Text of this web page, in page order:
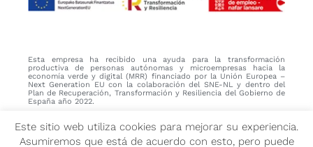
Esta empresa ha recibido una ayuda para la transformación
productiva de personas autónomas y microempresas hacia la
economía verde y digital (MRR) financiado por la Unión Europea –
Next Generation EU con la colaboración del SNE-NL y dentro del
Plan de Recuperación, Transformación y Resiliencia del Gobierno de
España año 2022.
© Copyright 2022 Decórame | Todos los derechos reservados |
Este sitio web utiliza cookies para mejorar su experiencia.
Asumiremos que está de acuerdo con esto, pero puede